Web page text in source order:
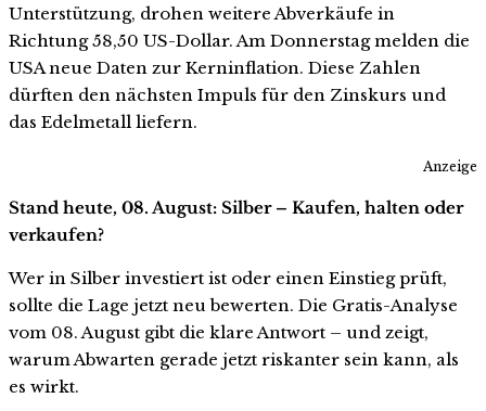
Unterstützung, drohen weitere Abverkäufe in
Richtung 58,50 US-Dollar. Am Donnerstag melden die
USA neue Daten zur Kerninflation. Diese Zahlen
dürften den nächsten Impuls für den Zinskurs und
das Edelmetall liefern.
Anzeige
Stand heute, 08. August: Silber – Kaufen, halten oder
verkaufen?
Wer in Silber investiert ist oder einen Einstieg prüft,
sollte die Lage jetzt neu bewerten. Die Gratis-Analyse
vom 08. August gibt die klare Antwort – und zeigt,
warum Abwarten gerade jetzt riskanter sein kann, als
es wirkt.